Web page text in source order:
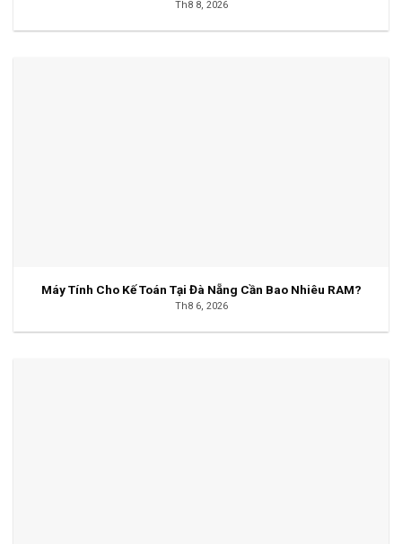
Th8 8, 2026
Máy Tính Cho Kế Toán Tại Đà Nẵng Cần Bao Nhiêu RAM?
Th8 6, 2026